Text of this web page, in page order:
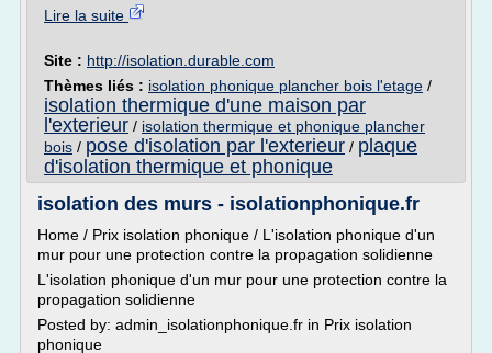
Lire la suite
Site : http://isolation.durable.com
Thèmes liés : isolation phonique plancher bois l'etage /
isolation thermique d'une maison par
l'exterieur / isolation thermique et phonique plancher
bois / pose d'isolation par l'exterieur / plaque
d'isolation thermique et phonique
isolation des murs - isolationphonique.fr
Home / Prix isolation phonique / L'isolation phonique d'un
mur pour une protection contre la propagation solidienne
L'isolation phonique d'un mur pour une protection contre la
propagation solidienne
Posted by: admin_isolationphonique.fr in Prix isolation
phonique